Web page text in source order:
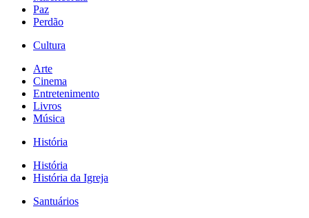
Paz
Perdão
Cultura
Arte
Cinema
Entretenimento
Livros
Música
História
História
História da Igreja
Santuários